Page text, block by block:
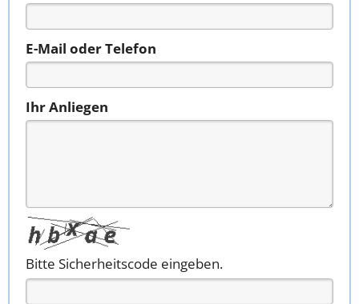
E-Mail oder Telefon
Ihr Anliegen
Bitte Sicherheitscode eingeben.